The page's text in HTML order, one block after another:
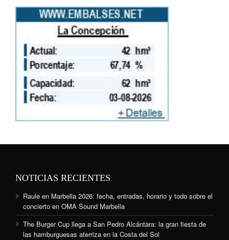
NOTICIAS RECIENTES
Raule en Marbella 2026: fecha, entradas, horario y todo sobre el
concierto en OMA Sound Marbella
The Burger Cup llega a San Pedro Alcántara: la gran fiesta de
las hamburguesas aterriza en la Costa del Sol